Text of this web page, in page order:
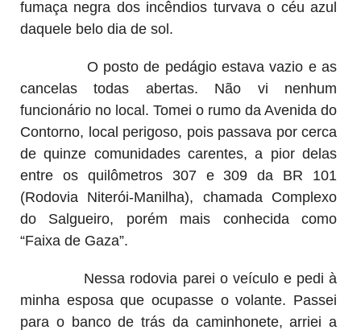
fumaça negra dos incêndios turvava o céu azul
daquele belo dia de sol.
O posto de pedágio estava vazio e as
cancelas todas abertas. Não vi nenhum
funcionário no local. Tomei o rumo da Avenida do
Contorno, local perigoso, pois passava por cerca
de quinze comunidades carentes, a pior delas
entre os quilômetros 307 e 309 da BR 101
(Rodovia Niterói-Manilha), chamada Complexo
do Salgueiro, porém mais conhecida como
“Faixa de Gaza”.
Nessa rodovia parei o veículo e pedi à
minha esposa que ocupasse o volante. Passei
para o banco de trás da caminhonete, arriei a